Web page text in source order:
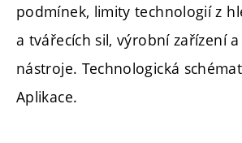
podmínek, limity technologií z
a tvářecích sil, výrobní zařízení
nástroje. Technologická
Aplikace.